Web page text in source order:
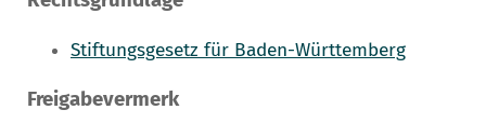
Stiftungsgesetz für Baden-Württemberg
Freigabevermerk